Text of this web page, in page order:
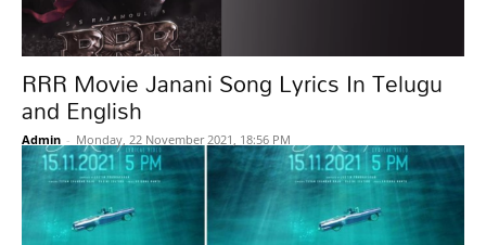
RRR Movie Janani Song Lyrics In Telugu
and English
Admin - Monday, 22 November 2021, 18:56 PM